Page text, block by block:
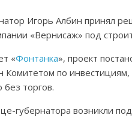
Игорь Албин принял
«Вернисаж» под
«Фонтанка», проект
Комитетом по инвестициям,
торгов.
губернатора возникли